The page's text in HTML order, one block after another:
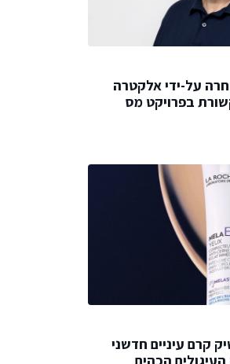
על-ידי אלקטרה
בפרויקט מס
קרם עיניים חדשני